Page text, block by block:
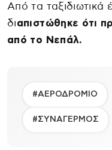
Από τα
διαπιστώθηκε ότι
από το Νεπάλ.
#ΑΕΡΟΔΡΟΜΙΟ
#ΣΥΝΑΓΕΡΜΟΣ